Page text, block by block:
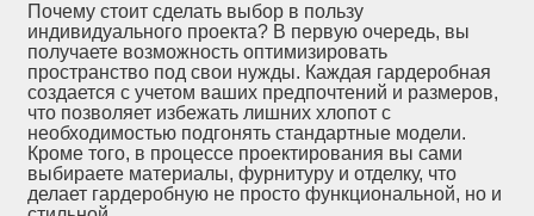
Почему стоит сделать выбор в пользу
индивидуального проекта? В первую очередь, вы
получаете возможность оптимизировать
пространство под свои нужды. Каждая гардеробная
создается с учетом ваших предпочтений и размеров,
что позволяет избежать лишних хлопот с
необходимостью подгонять стандартные модели.
Кроме того, в процессе проектирования вы сами
выбираете материалы, фурнитуру и отделку, что
делает гардеробную не просто функциональной, но и